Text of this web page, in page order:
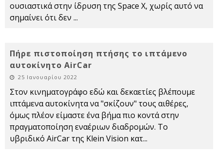
ουσιαστικά στην ίδρυση της Space X, χωρίς αυτό να
σημαίνει ότι δεν ...
Πήρε πιστοποίηση πτήσης το ιπτάμενο
αυτοκίνητο AirCar
25 Ιανουαρίου 2022
Στον κινηματογράφο εδώ και δεκαετίες βλέπουμε
ιπτάμενα αυτοκίνητα να "σκίζουν" τους αιθέρες,
όμως πλέον είμαστε ένα βήμα πιο κοντά στην
πραγματοποίηση εναέριων διαδρομών. Το
υβριδικό AirCar της Klein Vision κατ...